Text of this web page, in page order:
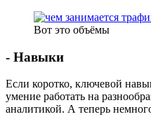
Вот это объёмы
- Навыки
Если коротко, ключевой
умение работать на
аналитикой. А теперь